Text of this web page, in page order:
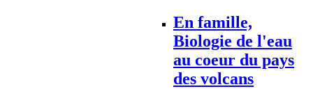
En famille,
Biologie de l'eau
au coeur du pays
des volcans